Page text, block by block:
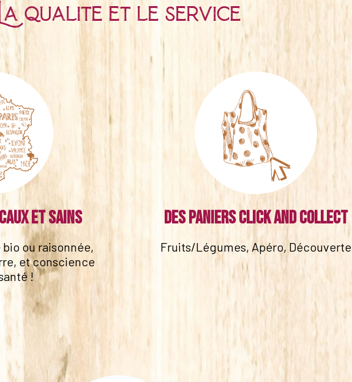
qualité et le service
et sains
ou raisonnée,
et conscience
!
Des paniers click and collect
Fruits/Légumes, Apéro, Découverte